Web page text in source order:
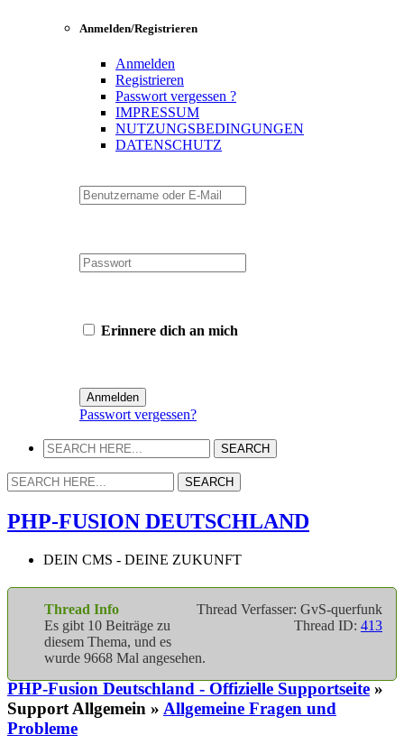
Anmelden/Registrieren
Anmelden
Registrieren
Passwort vergessen ?
IMPRESSUM
NUTZUNGSBEDINGUNGEN
DATENSCHUTZ
Erinnere dich an mich
Passwort vergessen?
PHP-FUSION DEUTSCHLAND
DEIN CMS - DEINE ZUKUNFT
Thread Verfasser: GvS-querfunk
Thread ID: 413
Thread Info
Es gibt 10 Beiträge zu
diesem Thema, und es
wurde 9668 Mal angesehen.
PHP-Fusion Deutschland - Offizielle Supportseite »
Support Allgemein » Allgemeine Fragen und
Probleme